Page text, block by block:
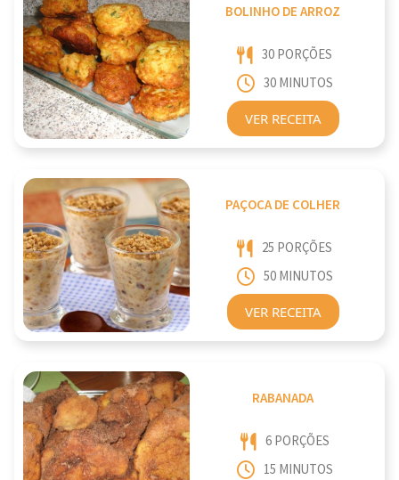
BOLINHO DE ARROZ
30 PORÇÕES
30 MINUTOS
VER RECEITA
PAÇOCA DE COLHER
25 PORÇÕES
50 MINUTOS
VER RECEITA
RABANADA
6 PORÇÕES
15 MINUTOS